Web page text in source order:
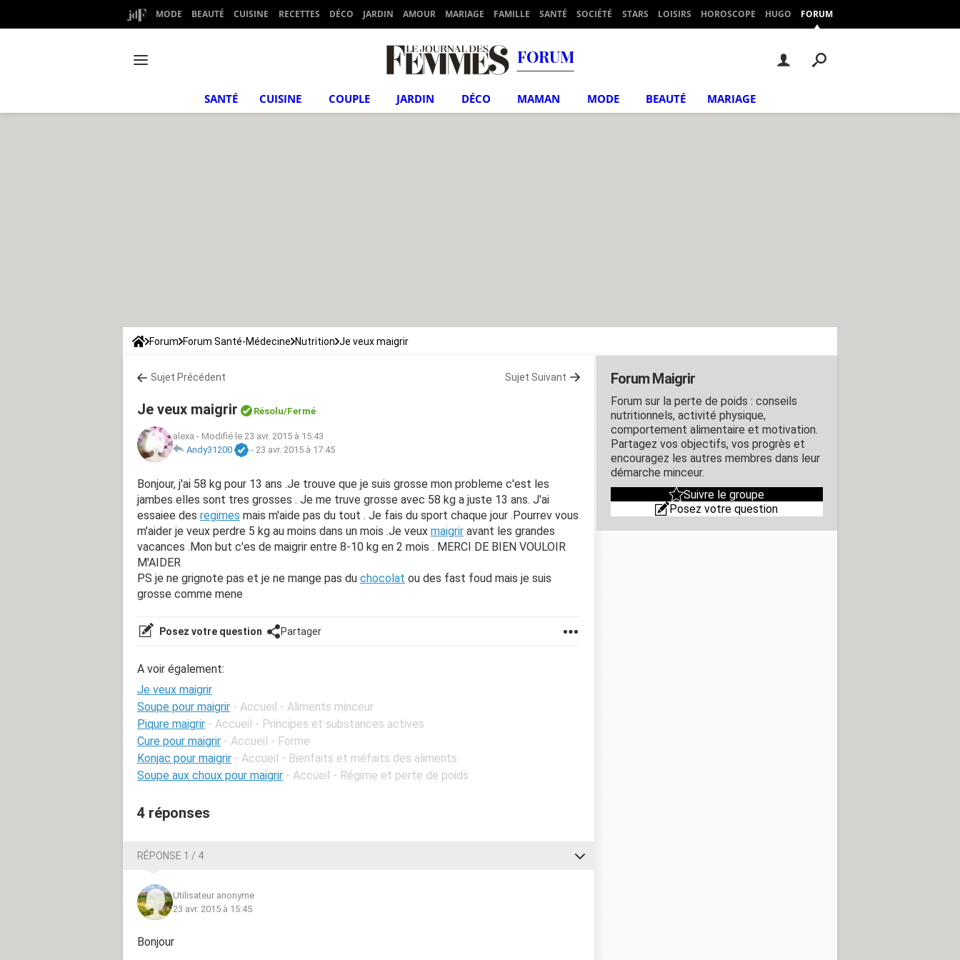
MODE BEAUTÉ CUISINE RECETTES DÉCO JARDIN AMOUR MARIAGE FAMILLE SANTÉ SOCIÉTÉ STARS LOISIRS HOROSCOPE HUGO FORUM
FORUM
SANTÉ CUISINE COUPLE JARDIN DÉCO MAMAN MODE BEAUTÉ MARIAGE
Forum Forum Santé-Médecine Nutrition Je veux maigrir
Sujet Précédent Sujet Suivant
Je veux maigrir Résolu/Fermé
alexa - Modifié le 23 avr. 2015 à 15:43
Andy31200
- 23 avr. 2015 à 17:45
Bonjour, j'ai 58 kg pour 13 ans .Je trouve que je suis grosse mon probleme c'est les
jambes elles sont tres grosses . Je me truve grosse avec 58 kg a juste 13 ans. J'ai
essaiee des regimes mais m'aide pas du tout . Je fais du sport chaque jour .Pourrev vous
m'aider je veux perdre 5 kg au moins dans un mois .Je veux maigrir avant les grandes
vacances .Mon but c'es de maigrir entre 8-10 kg en 2 mois . MERCI DE BIEN VOULOIR
M'AIDER
PS je ne grignote pas et je ne mange pas du chocolat ou des fast foud mais je suis
grosse comme mene
Posez votre question Partager
A voir également:
Je veux maigrir
Soupe pour maigrir - Accueil - Aliments minceur
Piqure maigrir - Accueil - Principes et substances actives
Cure pour maigrir - Accueil - Forme
Konjac pour maigrir - Accueil - Bienfaits et méfaits des aliments
Soupe aux choux pour maigrir - Accueil - Régime et perte de poids
4 réponses
RÉPONSE 1 / 4
Utilisateur anonyme
23 avr. 2015 à 15:45
Bonjour
Forum Maigrir
Forum sur la perte de poids : conseils
nutritionnels, activité physique,
comportement alimentaire et motivation.
Partagez vos objectifs, vos progrès et
encouragez les autres membres dans leur
démarche minceur.
Suivre le groupe
Posez votre question